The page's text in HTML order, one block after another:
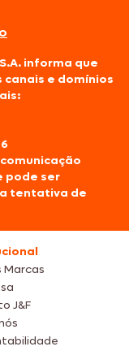
informa que
canais e domínios
pode ser
tentativa de
J&F